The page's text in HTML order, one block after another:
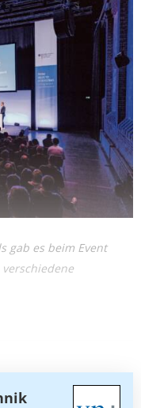
gab es beim Event
verschiedene